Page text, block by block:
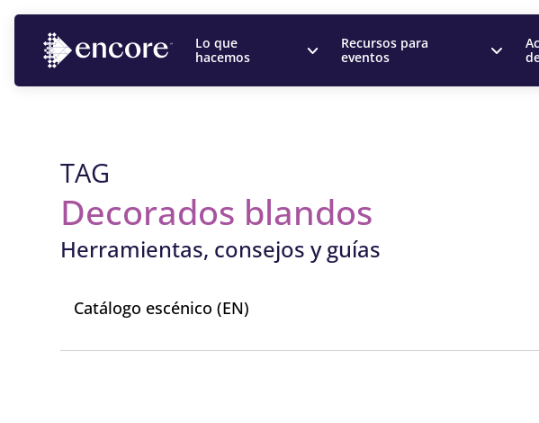
Lo que
hacemos
Recursos para
eventos
TAG
Decorados blandos
Herramientas, consejos y guías
Catálogo escénico (EN)